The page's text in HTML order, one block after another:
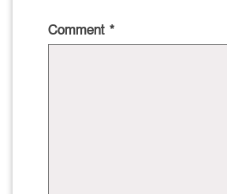
Comment *